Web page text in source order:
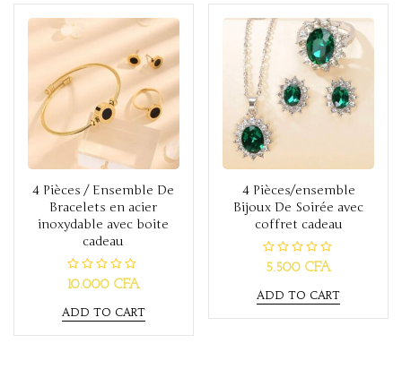
o
f
5
o
f
4 Pièces / Ensemble De
Bracelets en acier
inoxydable avec boite
cadeau
R
a
e
d
0
10.000 CFA
ADD TO CART
4 Pièces/ensemble
Bijoux De Soirée avec
coffret cadeau
R
a
e
d
0
5.500CFA
ADD TO CART